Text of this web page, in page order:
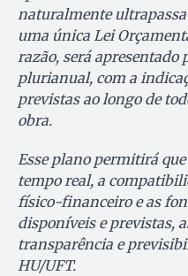
naturalmente
uma única Lei
razão, será apresentado
plurianual, com a
previstas ao longo de
obra.
Esse plano permitirá
tempo real, a
físico-financeiro e as
disponíveis e previstas,
transparência e
HU/UFT.